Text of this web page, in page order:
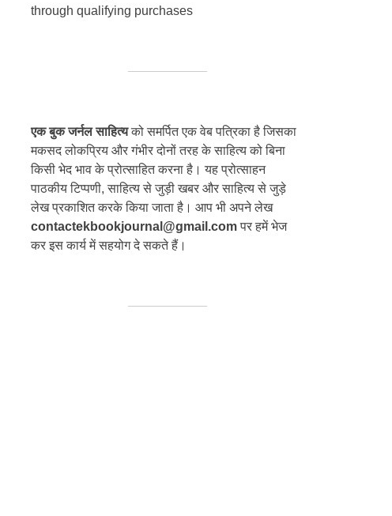
through qualifying purchases
एक बुक जर्नल साहित्यको समर्पित एक वेब पत्रिका है जिसका
मकसद लोकप्रिय और गंभीर दोनों तरह के साहित्य को बिना
किसी भेद भाव के प्रोत्साहित करना है। यह प्रोत्साहन
पाठकीय टिप्पणी, साहित्य से जुड़ी खबर और साहित्य से जुड़े
लेख प्रकाशित करके किया जाता है। आप भी अपने लेख
contactekbookjournal@gmail.comपर हमें भेज
कर इस कार्य में सहयोग दे सकते हैं।